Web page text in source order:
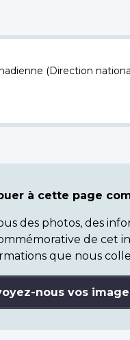
(Direction
à cette page
des photos, des
de cet
que nous
nous vos